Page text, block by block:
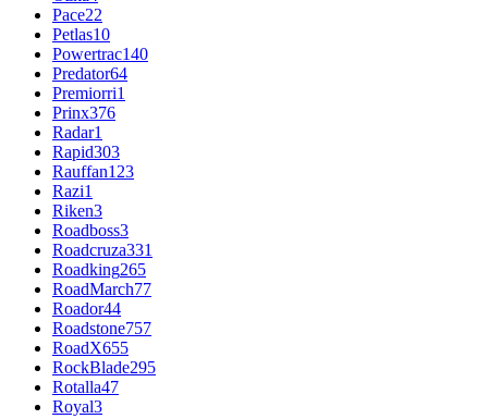
Pace22
Petlas10
Powertrac140
Predator64
Premiorri1
Prinx376
Radar1
Rapid303
Rauffan123
Razi1
Riken3
Roadboss3
Roadcruza331
Roadking265
RoadMarch77
Roador44
Roadstone757
RoadX655
RockBlade295
Rotalla47
Royal3